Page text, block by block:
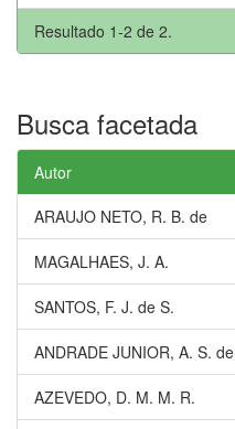
Resultado 1-2 de 2.
Busca facetada
Autor
ARAUJO NETO, R. B. de
MAGALHAES, J. A.
SANTOS, F. J. de S.
ANDRADE JUNIOR, A. S. de
AZEVEDO, D. M. M. R.